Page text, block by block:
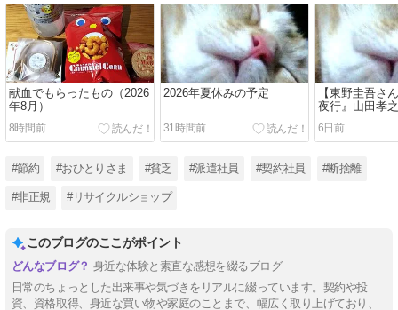
献血でもらったもの（2026
年8月）
8時間前
2026年夏休みの予定
31時間前
【東野圭吾さ
夜行』山田孝
6日前
#節約 #おひとりさま #貧乏 #派遣社員 #契約社員 #断捨離
#非正規 #リサイクルショップ
このブログのここがポイント
身近な体験と素直な感想を綴るブログ
日常のちょっとした出来事や気づきをリアルに綴っています。契約や投
資、資格取得、身近な買い物や家庭のことまで、幅広く取り上げており、